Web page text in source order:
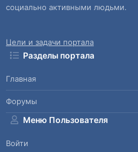
социально активными людьми.
Цели и задачи портала
Разделы портала
Главная
Форумы
Меню Пользователя
Войти